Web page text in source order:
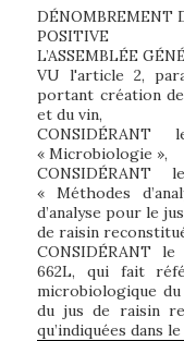
DÉNOMBREMENT
POSITIVE
L’ASSEMBLÉE
VU l'article 2,
portant création
et du vin,
« Microbiologie »,
« Méthodes
d’analyse pour le
de raisin
CONSIDÉRANT
662L, qui fait
microbiologique
du jus de raisin
qu’indiquées dans